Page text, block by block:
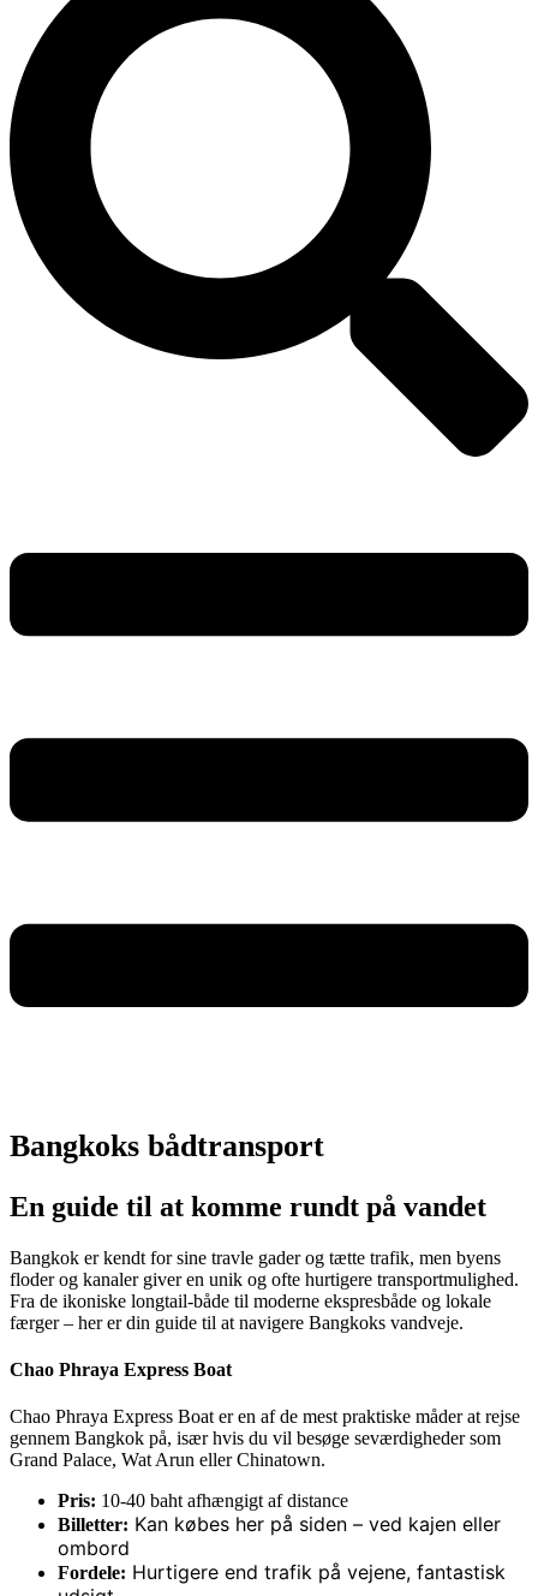
Bangkoks bådtransport
En guide til at komme rundt på vandet
Bangkok er kendt for sine travle gader og tætte trafik, men byens
floder og kanaler giver en unik og ofte hurtigere transportmulighed.
Fra de ikoniske longtail-både til moderne ekspresbåde og lokale
færger – her er din guide til at navigere Bangkoks vandveje.
Chao Phraya Express Boat
Chao Phraya Express Boat er en af de mest praktiske måder at rejse
gennem Bangkok på, især hvis du vil besøge seværdigheder som
Grand Palace, Wat Arun eller Chinatown.
Pris: 10-40 baht afhængigt af distance
Billetter: Kan købes her på siden – ved kajen eller
ombord
Fordele: Hurtigere end trafik på vejene, fantastisk